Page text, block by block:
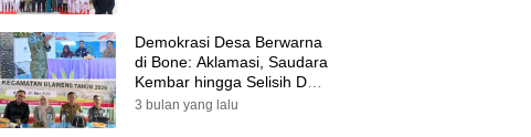
Demokrasi Desa Berwarna
di Bone: Aklamasi, Saudara
Kembar hingga Selisih Dua
Suara Warnai Pilkades PAW
3 bulan yang lalu